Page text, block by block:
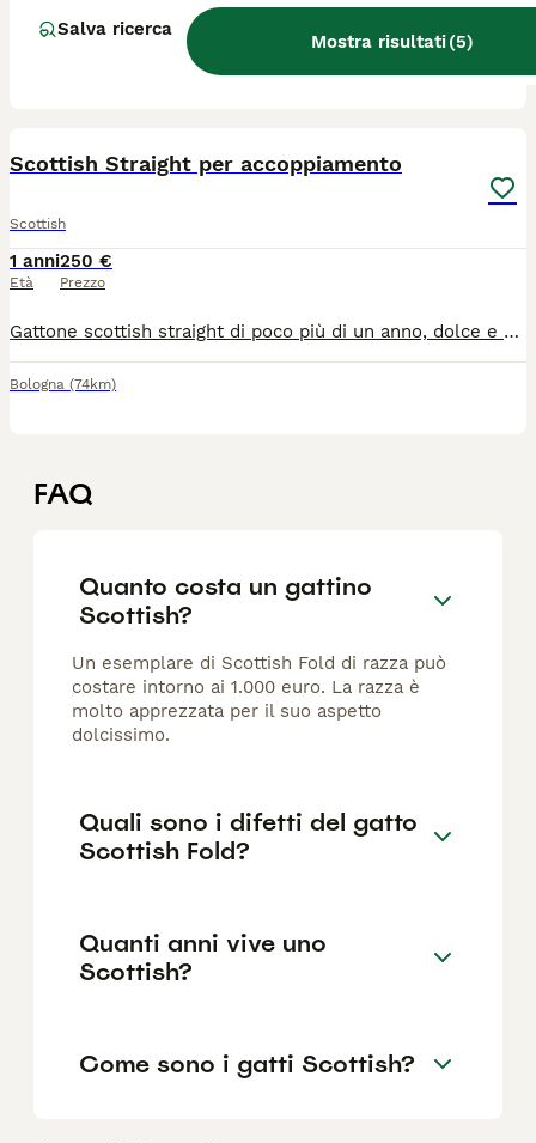
Salva ricerca
Mostra risultati(5)
Gatto scottish straight maschio in agosto compie 1 anno disponibile per accompagnamento. Test genetici fiv e felv negativi. In salute. Microchippato alla consegna. Accordi dopo conoscenza telefonica, no perditempo. Grazie
Scottish Straight per accoppiamento
Scottish
1 anni
Età
250 €
Prezzo
Gattone scottish straight di poco più di un anno, dolce e coccolone con vaccini e trattamento vermi completi, pedigree mancante
Bologna (74km)
FAQ
Quanto costa un gattino
Scottish?
Un esemplare di Scottish Fold di razza può
costare intorno ai 1.000 euro. La razza è
molto apprezzata per il suo aspetto
dolcissimo.
Quali sono i difetti del gatto
Scottish Fold?
Quanti anni vive uno
Scottish?
Come sono i gatti Scottish?